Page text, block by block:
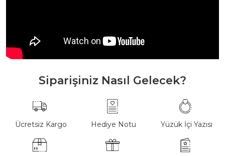
Siparişiniz Nasıl Gelecek?
Ücretsiz Kargo Hediye Notu Yüzük İçi Yazısı